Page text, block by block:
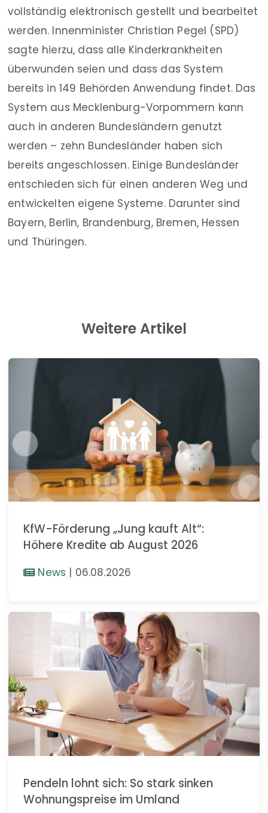
vollständig elektronisch gestellt und bearbeitet
werden. Innenminister Christian Pegel (SPD)
sagte hierzu, dass alle Kinderkrankheiten
überwunden seien und dass das System
bereits in 149 Behörden Anwendung findet. Das
System aus Mecklenburg-Vorpommern kann
auch in anderen Bundesländern genutzt
werden – zehn Bundesländer haben sich
bereits angeschlossen. Einige Bundesländer
entschieden sich für einen anderen Weg und
entwickelten eigene Systeme. Darunter sind
Bayern, Berlin, Brandenburg, Bremen, Hessen
und Thüringen.
Weitere Artikel
KfW-Förderung „Jung kauft Alt“:
Höhere Kredite ab August 2026
News | 06.08.2026
Pendeln lohnt sich: So stark sinken
Wohnungspreise im Umland